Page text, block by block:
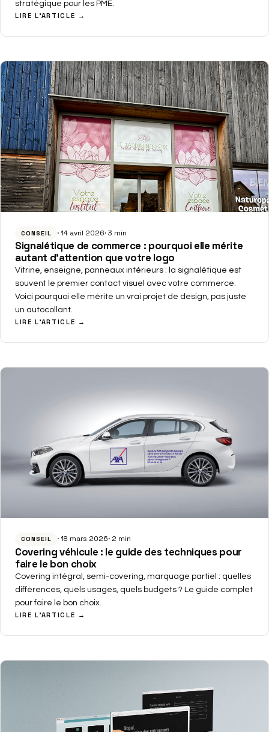
stratégique pour les PME.
LIRE L'ARTICLE →
CONSEIL 14 avril 2026 3 min
Signalétique de commerce : pourquoi elle mérite
autant d'attention que votre logo
Vitrine, enseigne, panneaux intérieurs : la signalétique est
souvent le premier contact visuel avec votre commerce.
Voici pourquoi elle mérite un vrai projet de design, pas juste
un autocollant.
LIRE L'ARTICLE →
CONSEIL 18 mars 2026 2 min
Covering véhicule : le guide des techniques pour
faire le bon choix
Covering intégral, semi-covering, marquage partiel : quelles
différences, quels usages, quels budgets ? Le guide complet
pour faire le bon choix.
LIRE L'ARTICLE →